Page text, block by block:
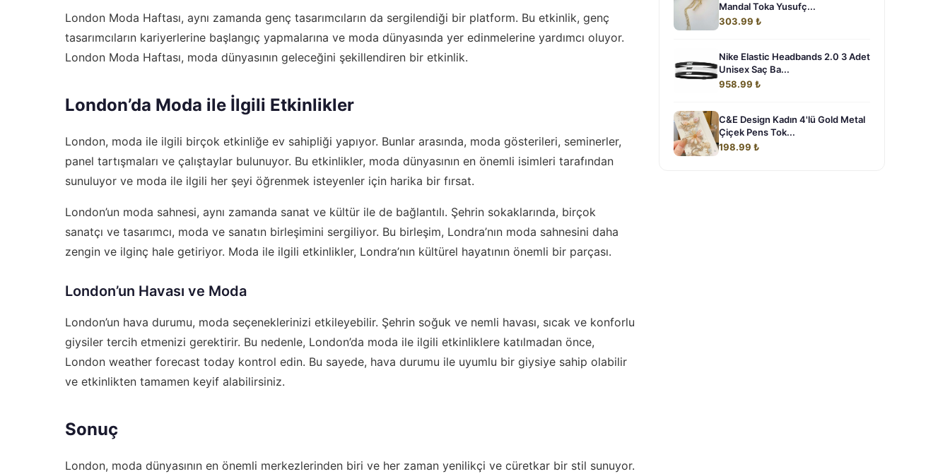
London Moda Haftası, aynı zamanda genç tasarımcıların da sergilendiği bir platform. Bu etkinlik, genç
tasarımcıların kariyerlerine başlangıç yapmalarına ve moda dünyasında yer edinmelerine yardımcı oluyor.
London Moda Haftası, moda dünyasının geleceğini şekillendiren bir etkinlik.
London’da Moda ile İlgili Etkinlikler
London, moda ile ilgili birçok etkinliğe ev sahipliği yapıyor. Bunlar arasında, moda gösterileri, seminerler,
panel tartışmaları ve çalıştaylar bulunuyor. Bu etkinlikler, moda dünyasının en önemli isimleri tarafından
sunuluyor ve moda ile ilgili her şeyi öğrenmek isteyenler için harika bir fırsat.
London’un moda sahnesi, aynı zamanda sanat ve kültür ile de bağlantılı. Şehrin sokaklarında, birçok
sanatçı ve tasarımcı, moda ve sanatın birleşimini sergiliyor. Bu birleşim, Londra’nın moda sahnesini daha
zengin ve ilginç hale getiriyor. Moda ile ilgili etkinlikler, Londra’nın kültürel hayatının önemli bir parçası.
London’un Havası ve Moda
London’un hava durumu, moda seçeneklerinizi etkileyebilir. Şehrin soğuk ve nemli havası, sıcak ve konforlu
giysiler tercih etmenizi gerektirir. Bu nedenle, London’da moda ile ilgili etkinliklere katılmadan önce,
London weather forecast today kontrol edin. Bu sayede, hava durumu ile uyumlu bir giysiye sahip olabilir
ve etkinlikten tamamen keyif alabilirsiniz.
Sonuç
London, moda dünyasının en önemli merkezlerinden biri ve her zaman yenilikçi ve cüretkar bir stil sunuyor.
Mandal Toka Yusufç...
303.99 ₺
Nike Elastic Headbands 2.0 3 Adet
Unisex Saç Ba...
958.99 ₺
C&E Design Kadın 4'lü Gold Metal
Çiçek Pens Tok...
198.99 ₺